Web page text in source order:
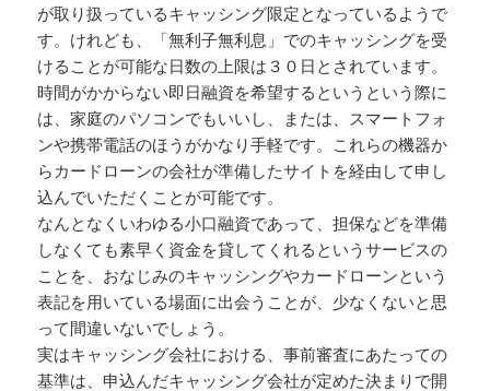
が取り扱っているキャッシング限定となっているようで
す。けれども、「無利子無利息」でのキャッシングを受
けることが可能な日数の上限は３０日とされています。
時間がかからない即日融資を希望するというという際に
は、家庭のパソコンでもいいし、または、スマートフォ
ンや携帯電話のほうがかなり手軽です。これらの機器か
らカードローンの会社が準備したサイトを経由して申し
込んでいただくことが可能です。
なんとなくいわゆる小口融資であって、担保などを準備
しなくても素早く資金を貸してくれるというサービスの
ことを、おなじみのキャッシングやカードローンという
表記を用いている場面に出会うことが、少なくないと思
って間違いないでしょう。
実はキャッシング会社における、事前審査にあたっての
基準は、申込んだキャッシング会社が定めた決まりで開